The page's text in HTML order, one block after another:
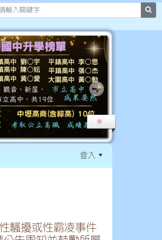
登入
騷擾或性霸凌事件